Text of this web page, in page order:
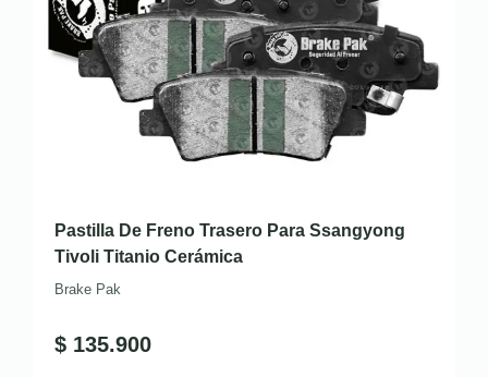
Pastilla De Freno Trasero Para Ssangyong
Tivoli Titanio Cerámica
Brake Pak
$ 135.900